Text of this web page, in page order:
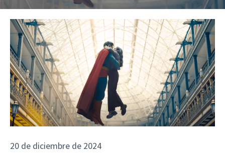
20 de diciembre de 2024